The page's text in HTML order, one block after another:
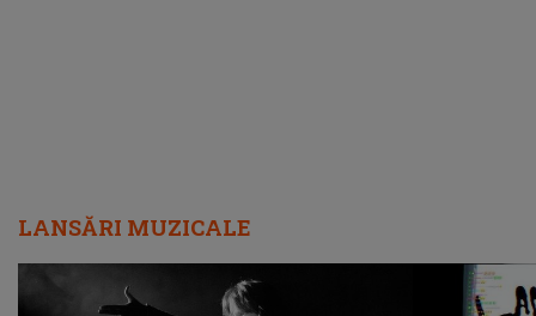
LANSĂRI MUZICALE